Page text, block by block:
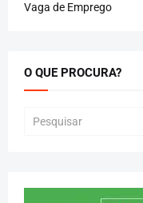
Vaga de Emprego
O QUE PROCURA?